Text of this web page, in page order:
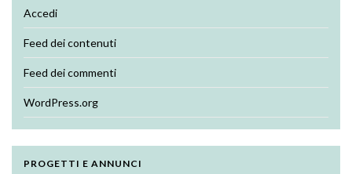
Accedi
Feed dei contenuti
Feed dei commenti
WordPress.org
PROGETTI E ANNUNCI